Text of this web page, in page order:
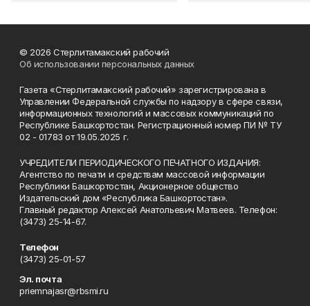
© 2026 Стерлитамакский рабочий
Об использовании персональных данных
Газета «Стерлитамакский рабочий» зарегистрирована в
Управлении Федеральной службы по надзору в сфере связи,
информационных технологий и массовых коммуникаций по
Республике Башкортостан. Регистрационный номер ПИ № ТУ
02 - 01783 от 19.05.2025 г.
УЧРЕДИТЕЛИ ПЕРИОДИЧЕСКОГО ПЕЧАТНОГО ИЗДАНИЯ:
Агентство по печати и средствам массовой информации
Республики Башкортостан, Акционерное общество
Издательский дом «Республика Башкортостан».
Главный редактор Алексей Анатольевич Матвеев. Телефон:
(3473) 25-14-67.
Телефон
(3473) 25-01-57
Эл. почта
priemnajasr@rbsmi.ru